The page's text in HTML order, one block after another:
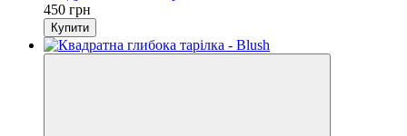
450 грн
Купити